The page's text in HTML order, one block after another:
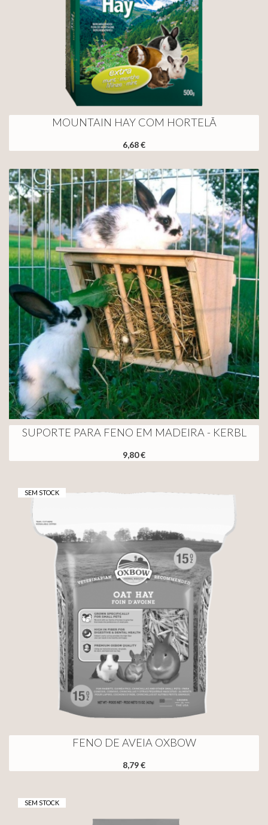
MOUNTAIN HAY COM HORTELÃ
6,68 €
SUPORTE PARA FENO EM MADEIRA - KERBL
9,80 €
SEM STOCK
FENO DE AVEIA OXBOW
8,79 €
SEM STOCK